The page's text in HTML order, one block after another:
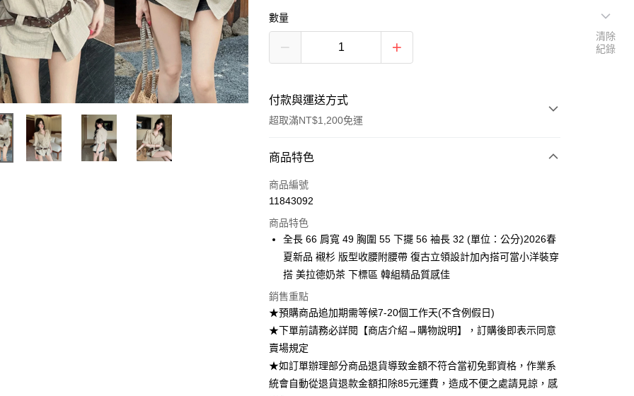
數量
付款與運送方式
超取滿NT$1,200免運
付款方式
信用卡一次付款
Apple Pay
ATM付款
運送方式
全家付款取貨
每筆NT$85，滿NT$1,200(含以上)免運費
付款後全家取貨
商品特色
商品編號
11843092
商品特色
全長 66 肩寬 49 胸圍 55 下擺 56 袖長 32 (單位：公分)2026春
夏新品 襯杉 版型收腰附腰帶 復古立領設計加內搭可當小洋裝穿
搭 美拉德奶茶 下標區 韓組精品質感佳
銷售重點
★預購商品追加期需等候7-20個工作天(不含例假日)
★下單前請務必詳閱【商店介紹→購物說明】，訂購後即表示同意
賣場規定
★如訂單辦理部分商品退貨導致金額不符合當初免郵資格，作業系
統會自動從退貨退款金額扣除85元運費，造成不便之處請見諒，感
清除
紀錄